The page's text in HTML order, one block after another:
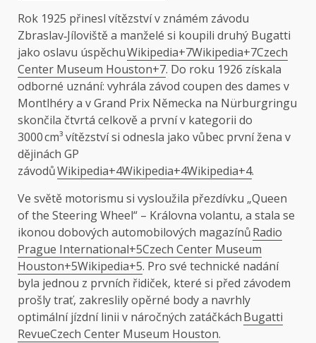
Rok 1925 přinesl vítězství v známém závodu
Zbraslav‑Jíloviště a manželé si koupili druhý Bugatti
jako oslavu úspěchuWikipedia+7Wikipedia+7Czech
Center Museum Houston+7. Do roku 1926 získala
odborné uznání: vyhrála závod coupen des dames v
Montlhéry a v Grand Prix Německa na Nürburgringu
skončila čtvrtá celkově a první v kategorii do
3000 cm³ vítězství si odnesla jako vůbec první žena v
dějinách GP
závodůWikipedia+4Wikipedia+4Wikipedia+4.
Ve světě motorismu si vysloužila přezdívku „Queen
of the Steering Wheel“ – Královna volantu, a stala se
ikonou dobových automobilových magazínůRadio
Prague International+5Czech Center Museum
Houston+5Wikipedia+5. Pro své technické nadání
byla jednou z prvních řidiček, které si před závodem
prošly trať, zakreslily opěrné body a navrhly
optimální jízdní linii v náročných zatáčkáchBugatti
RevueCzech Center Museum Houston.